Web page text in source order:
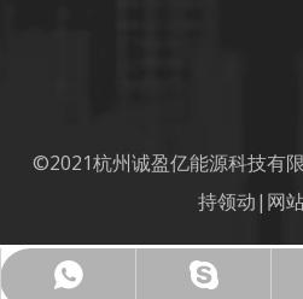
©2021杭州诚盈亿能源科技
持领动| 网
+ 86-153-
+ 86-153-